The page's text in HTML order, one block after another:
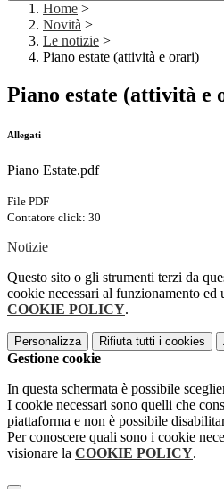
Home >
Novità >
Le notizie >
Piano estate (attività e orari)
Piano estate (attività e
Allegati
Piano Estate.pdf
File PDF
Contatore click: 30
Notizie
Questo sito o gli strumenti terzi da
cookie necessari al funzionamento
COOKIE POLICY.
Personalizza Rifiuta tutti i cookies
Gestione cookie
In questa schermata è possibile
I cookie necessari sono quelli che
piattaforma e non è possibile
Per conoscere quali sono i cookie
visionare la COOKIE POLICY.